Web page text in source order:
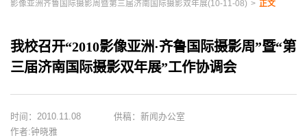
影像亚洲齐鲁国际摄影周暨第三届济南国际摄影双年展(10-11-08) > 正文
我校召开“2010影像亚洲·齐鲁国际摄影周”暨“第
三届济南国际摄影双年展”工作协调会
时间：2010.11.08
供稿：新闻办公室
作者:钟晓雅